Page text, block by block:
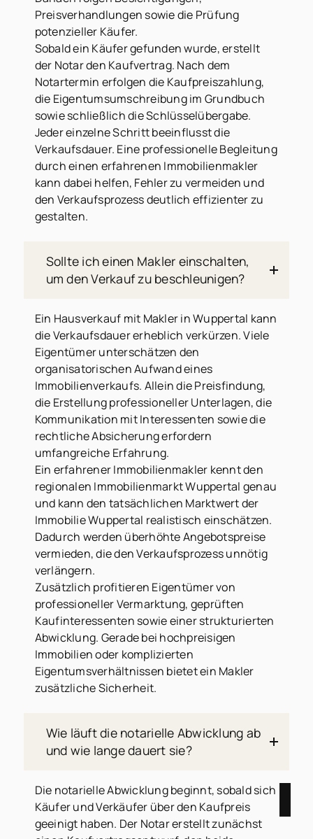
Preisverhandlungen sowie die Prüfung
potenzieller Käufer.
Sobald ein Käufer gefunden wurde, erstellt
der Notar den Kaufvertrag. Nach dem
Notartermin erfolgen die Kaufpreiszahlung,
die Eigentumsumschreibung im Grundbuch
sowie schließlich die Schlüsselübergabe.
Jeder einzelne Schritt beeinflusst die
Verkaufsdauer. Eine professionelle Begleitung
durch einen erfahrenen Immobilienmakler
kann dabei helfen, Fehler zu vermeiden und
den Verkaufsprozess deutlich effizienter zu
gestalten.
Sollte ich einen Makler einschalten,
um den Verkauf zu beschleunigen?
Ein Hausverkauf mit Makler in Wuppertal kann
die Verkaufsdauer erheblich verkürzen. Viele
Eigentümer unterschätzen den
organisatorischen Aufwand eines
Immobilienverkaufs. Allein die Preisfindung,
die Erstellung professioneller Unterlagen, die
Kommunikation mit Interessenten sowie die
rechtliche Absicherung erfordern
umfangreiche Erfahrung.
Ein erfahrener Immobilienmakler kennt den
regionalen Immobilienmarkt Wuppertal genau
und kann den tatsächlichen Marktwert der
Immobilie Wuppertal realistisch einschätzen.
Dadurch werden überhöhte Angebotspreise
vermieden, die den Verkaufsprozess unnötig
verlängern.
Zusätzlich profitieren Eigentümer von
professioneller Vermarktung, geprüften
Kaufinteressenten sowie einer strukturierten
Abwicklung. Gerade bei hochpreisigen
Immobilien oder komplizierten
Eigentumsverhältnissen bietet ein Makler
zusätzliche Sicherheit.
Wie läuft die notarielle Abwicklung ab
und wie lange dauert sie?
Die notarielle Abwicklung beginnt, sobald sich
Käufer und Verkäufer über den Kaufpreis
geeinigt haben. Der Notar erstellt zunächst